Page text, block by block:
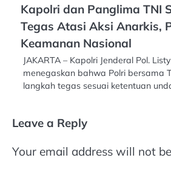
Kapolri dan Panglima TNI
Tegas Atasi Aksi Anarkis,
Keamanan Nasional
JAKARTA – Kapolri Jenderal Pol.
menegaskan bahwa Polri bersama
langkah tegas sesuai ketentuan
Leave a Reply
Your email address will not